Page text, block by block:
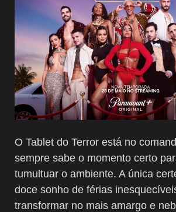
O Tablet do Terror está no
sempre sabe o momento certo
tumultuar o ambiente. A única
doce sonho de férias
transformar no mais amargo e